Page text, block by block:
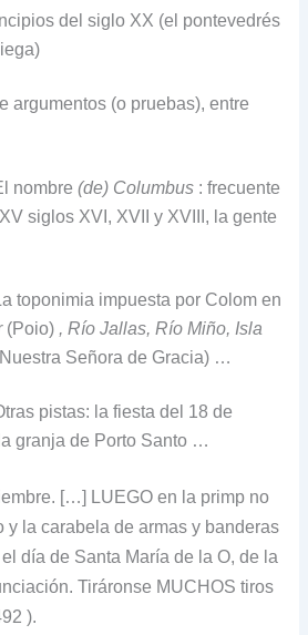
del siglo XX (el pontevedrés
argumentos (o pruebas), entre
nombre(de) Columbus : frecuente
siglos XVI, XVII y XVIII, la gente
toponimia impuesta por Colom en
(Poio) , Río Jallas, Río Miño, Isla
Señora de Gracia) …
pistas: la fiesta del 18 de
granja de Porto Santo …
[…] LUEGO en la primp no
y la carabela de armas y banderas
día de Santa María de la O, de la
Tiráronse MUCHOS tiros
).